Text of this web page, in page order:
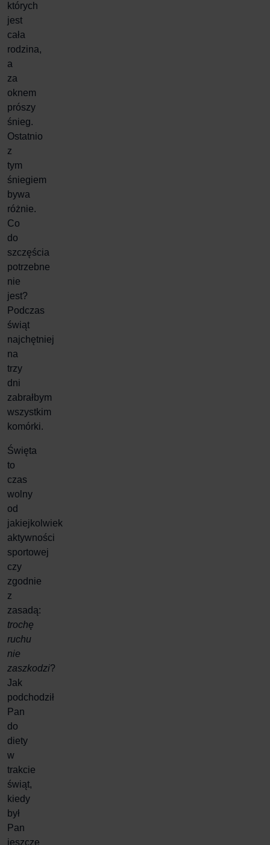
których
jest
cała
rodzina,
a
za
oknem
prószy
śnieg.
Ostatnio
z
tym
śniegiem
bywa
różnie.
Co
do
szczęścia
potrzebne
nie
jest?
Podczas
świąt
najchętniej
na
trzy
dni
zabrałbym
wszystkim
komórki.
Święta
to
czas
wolny
od
jakiejkolwiek
aktywności
sportowej
czy
zgodnie
z
zasadą:
trochę
ruchu
nie
zaszkodzi?
Jak
podchodził
Pan
do
diety
w
trakcie
świąt,
kiedy
był
Pan
jeszcze